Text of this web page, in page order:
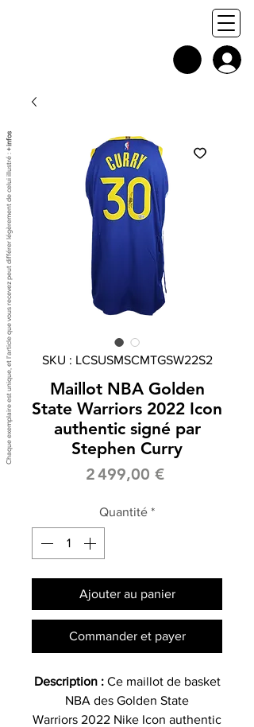
SKU : LCSUSMSCMTGSW22S2
Maillot NBA Golden
State Warriors 2022 Icon
authentic signé par
Stephen Curry
2 499,00 €Prix
Quantité *
Ajouter au panier
Commander et payer
Description :Ce maillot de basket
NBA des Golden State
Warriors 2022 Nike Icon authentic
Chaque exemplaire est unique, et l'article que vous recevez peut différer légèrement de celui illustré :
+ infos